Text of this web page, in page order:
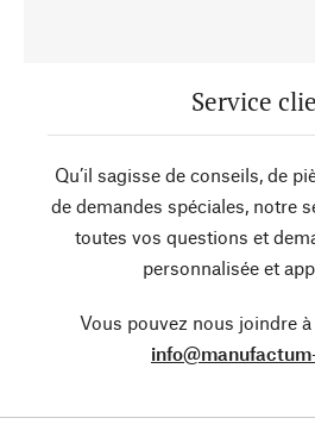
Service
Qu’il sagisse de conseils, de
de demandes spéciales, notre
toutes vos questions et
personnalisée et
Vous pouvez nous joindre